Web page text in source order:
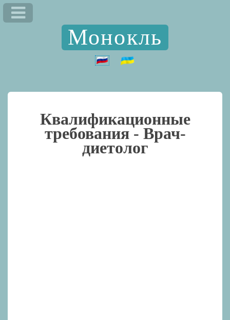
Монокль
Квалификационные
требования - Врач-
диетолог